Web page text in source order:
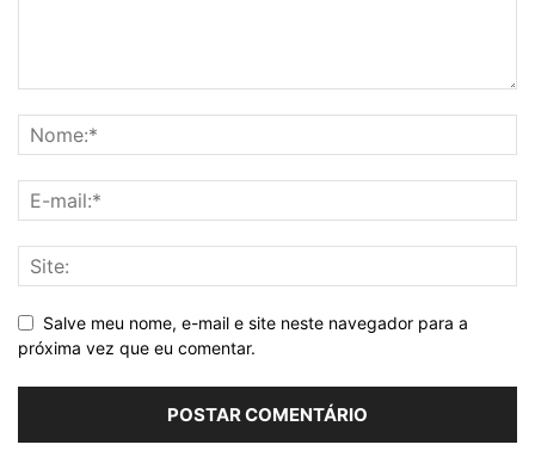
Salve meu nome, e-mail e site neste navegador para a
próxima vez que eu comentar.